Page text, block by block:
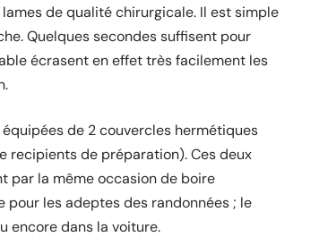
de qualité chirurgicale. Il est simple
Quelques secondes suffisent pour
écrasent en effet très facilement les
équipées de 2 couvercles hermétiques
recipients de préparation). Ces deux
par la même occasion de boire
les adeptes des randonnées ; le
encore dans la voiture.